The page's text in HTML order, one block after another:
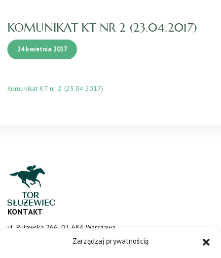
Zarządzaj prywatnością
KOMUNIKAT KT NR 2 (23.04.2017)
24 kwietnia 2017
Komunikat KT nr 2 (23.04.2017)
KONTAKT
ul. Puławska 266, 02-684 Warszawa
sluzewiec@totalizator.pl